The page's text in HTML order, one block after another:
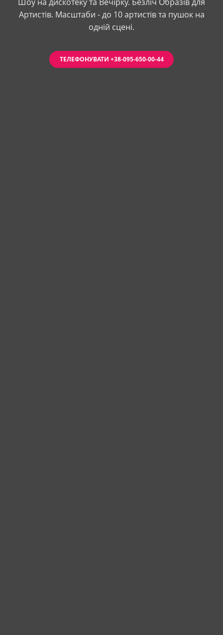
Артистів. Масштаби - до 10 артистів та пушок на
одній сцені.
ТЕЛЕФОНУВАТИ +38-095-650-00-44